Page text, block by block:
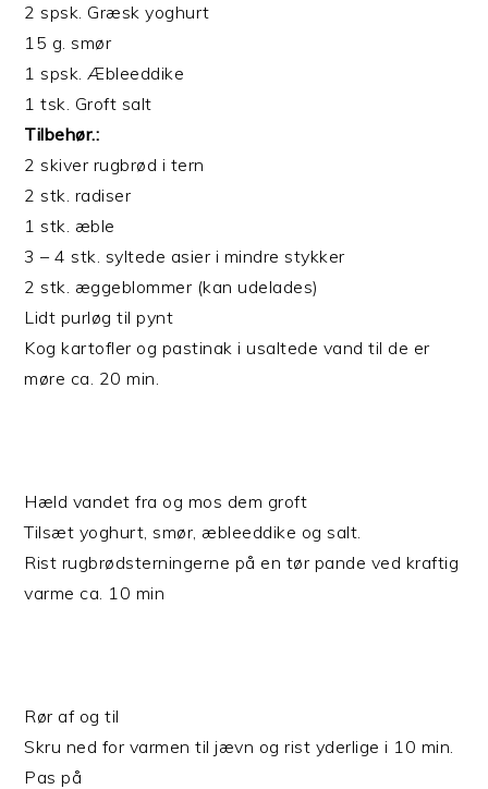
2 spsk. Græsk yoghurt
15 g. smør
1 spsk. Æbleeddike
1 tsk. Groft salt
Tilbehør.:
2 skiver rugbrød i tern
2 stk. radiser
1 stk. æble
3 – 4 stk. syltede asier i mindre stykker
2 stk. æggeblommer (kan udelades)
Lidt purløg til pynt
Kog kartofler og pastinak i usaltede vand til de er
møre ca. 20 min.
Hæld vandet fra og mos dem groft
Tilsæt yoghurt, smør, æbleeddike og salt.
Rist rugbrødsterningerne på en tør pande ved kraftig
varme ca. 10 min
Rør af og til
Skru ned for varmen til jævn og rist yderlige i 10 min.
Pas på